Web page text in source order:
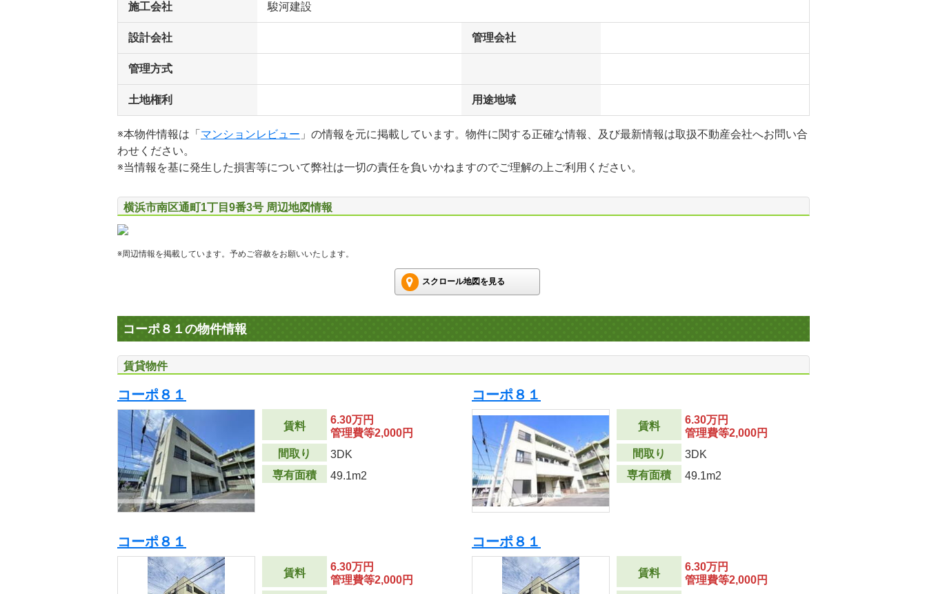
施工会社 駿河建設
設計会社 管理会社
管理方式
土地権利 用途地域
※本物件情報は「 マンションレビュー 」の情報を元に掲載しています。物件に関する正確な情報、及び最新情報は取扱不動産会社へお問い合
わせください。
※当情報を基に発生した損害等について弊社は一切の責任を負いかねますのでご理解の上ご利用ください。
横浜市南区通町1丁目9番3号 周辺地図情報
※周辺情報を掲載しています。予めご容赦をお願いいたします。
スクロール地図を見る
コーポ８１の物件情報
賃貸物件
コーポ８１
賃料
6.30万円
管理費等2,000円
間取り
3DK
専有面積
49.1m2
コーポ８１
賃料
6.30万円
管理費等2,000円
間取り
3DK
専有面積
49.1m2
コーポ８１
賃料
6.30万円
管理費等2,000円
コーポ８１
賃料
6.30万円
管理費等2,000円